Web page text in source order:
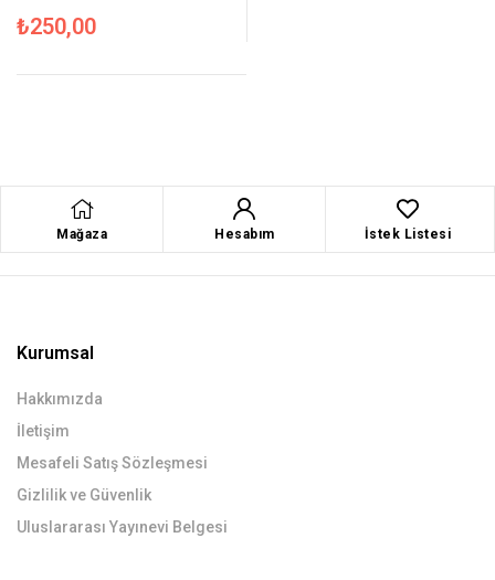
₺250,00
Mağaza Hesabım İstek Listesi
Kurumsal
Hakkımızda
İletişim
Mesafeli Satış Sözleşmesi
Gizlilik ve Güvenlik
Uluslararası Yayınevi Belgesi